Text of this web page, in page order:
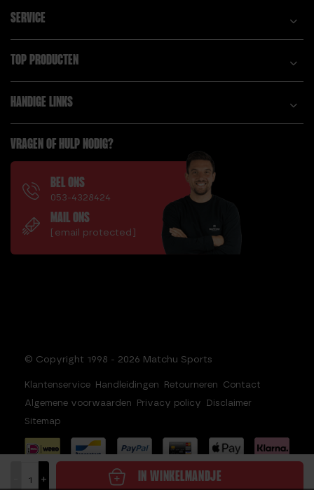
+ IN WINKELMANDJE
SERVICE
TOP PRODUCTEN
HANDIGE LINKS
VRAGEN OF HULP NODIG?
BEL ONS
053-4328424
MAIL ONS
[email protected]
© Copyright 1998 - 2026 Matchu Sports
Klantenservice Handleidingen Retourneren Contact
Algemene voorwaarden Privacy policy Disclaimer
Sitemap